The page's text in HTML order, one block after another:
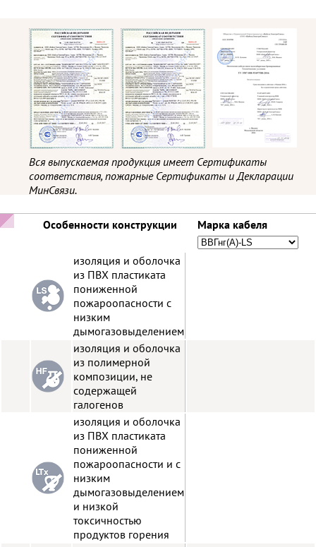
Вся выпускаемая продукция имеет Сертификаты
соответствия, пожарные Сертификаты и Декларации
МинСвязи.
Особенности конструкции Марка кабеля
изоляция и оболочка
из ПВХ пластиката
пониженной
пожароопасности с
низким
дымогазовыделением
изоляция и оболочка
из полимерной
композиции, не
содержащей
галогенов
изоляция и оболочка
из ПВХ пластиката
пониженной
пожароопасности и с
низким
дымогазовыделением
и низкой
токсичностью
продуктов горения